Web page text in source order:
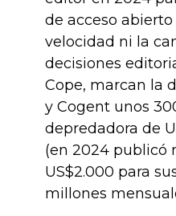
de acceso
velocidad ni la
decisiones
Cope, marcan la
y Cogent unos
depredadora de
(en 2024 publicó
US$2.000 para
millones